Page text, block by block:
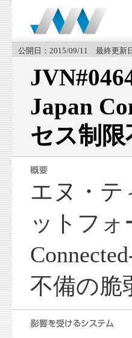
公開日：2015/09/11 最終更新
Japan
セス制
エヌ・テ
ットフォ
不備の脆